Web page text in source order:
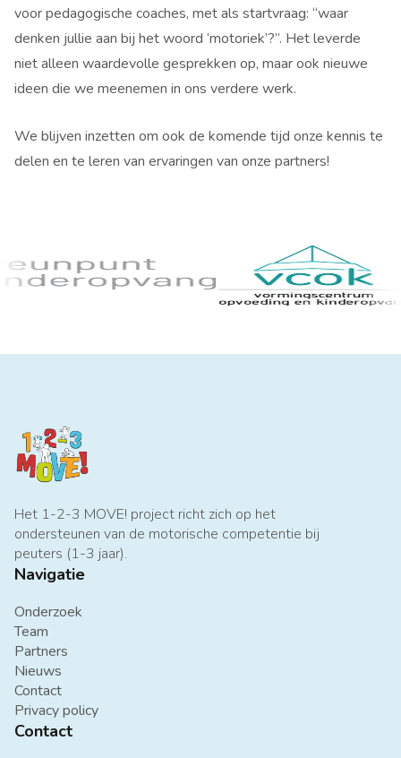
voor pedagogische coaches, met als startvraag: “waar
denken jullie aan bij het woord ‘motoriek’?”. Het leverde
niet alleen waardevolle gesprekken op, maar ook nieuwe
ideen die we meenemen in ons verdere werk.
We blijven inzetten om ook de komende tijd onze kennis te
delen en te leren van ervaringen van onze partners!
Het 1-2-3 MOVE! project richt zich op het
ondersteunen van de motorische competentie bij
peuters (1-3 jaar).
Navigatie
Onderzoek
Team
Partners
Nieuws
Contact
Privacy policy
Contact